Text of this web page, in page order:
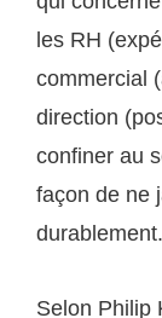
les RH
commercial
direction
confiner au
façon de ne
durablement.
Selon Philip